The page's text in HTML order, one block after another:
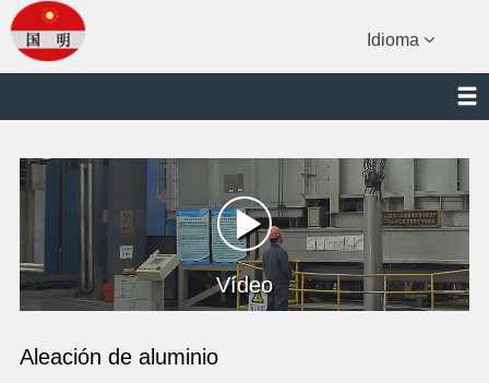
Idioma
Vídeo
Aleación de aluminio